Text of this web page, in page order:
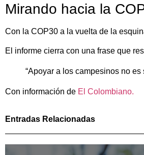
Mirando hacia la
Con la COP30 a la vuelta de la
El informe cierra con una frase que
“Apoyar a los campesinos no
Con información de El Colombiano.
Entradas Relacionadas